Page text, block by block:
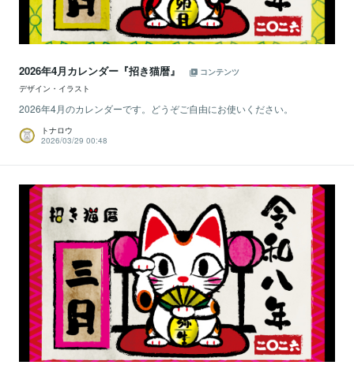
2026年4月カレンダー『招き猫暦』
コンテンツ
デザイン・イラスト
2026年4月のカレンダーです。どうぞご自由にお使いください。
トナロウ
2026/03/29 00:48